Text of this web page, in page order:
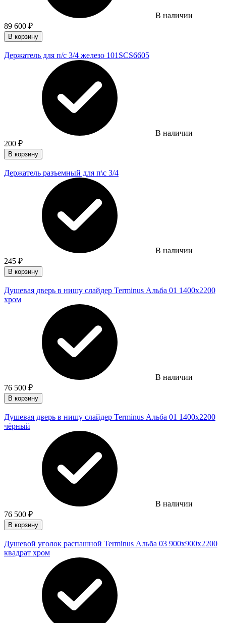
В наличии
89 600 ₽
В корзину
Держатель для п/с 3/4 железо 101SCS6605
В наличии
200 ₽
В корзину
Держатель разъемный для п\с 3/4
В наличии
245 ₽
В корзину
Душевая дверь в нишу слайдер Terminus Альба 01 1400х2200
хром
В наличии
76 500 ₽
В корзину
Душевая дверь в нишу слайдер Terminus Альба 01 1400х2200
чёрный
В наличии
76 500 ₽
В корзину
Душевой уголок распашной Terminus Альба 03 900х900х2200
квадрат хром